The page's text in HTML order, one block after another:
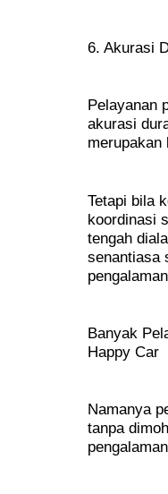
6. Akurasi
Pelayanan
akurasi
merupakan
Tetapi bila
koordinasi
tengah
senantiasa
Banyak
Happy Car
Namanya
tanpa